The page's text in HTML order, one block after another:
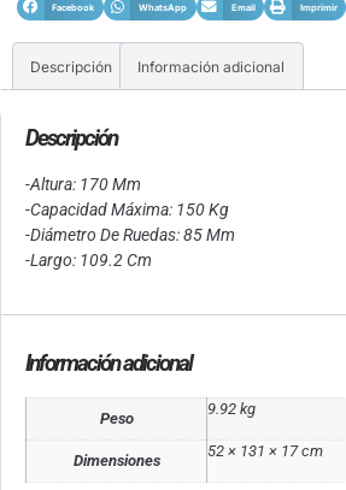
Facebook WhatsApp Email Imprimir
Descripción Información adicional
Descripción
-Altura: 170 Mm
-Capacidad Máxima: 150 Kg
-Diámetro De Ruedas: 85 Mm
-Largo: 109.2 Cm
Información adicional
Peso
9.92 kg
Dimensiones
52 × 131 × 17 cm